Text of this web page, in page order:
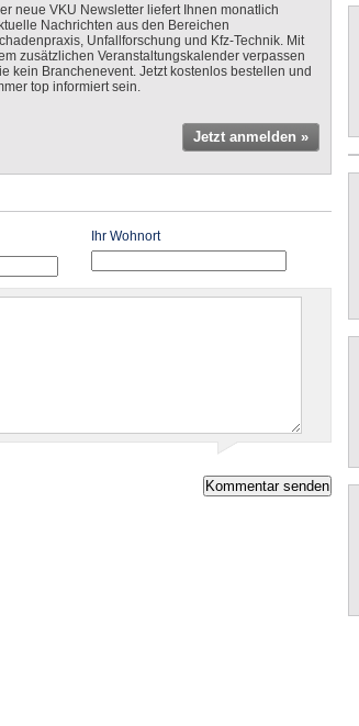
neue VKU Newsletter liefert Ihnen monatlich
Nachrichten aus den Bereichen
Unfallforschung und Kfz-Technik. Mit
zusätzlichen Veranstaltungskalender verpassen
kein Branchenevent. Jetzt kostenlos bestellen und
top informiert sein.
Jetzt anmelden »
Ihr Wohnort